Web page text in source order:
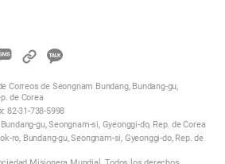
카
오
톡
공
Correos de Seongnam Bundang, Bundang-gu,
de Corea
82-31-738-5998
gu, Seongnam-si, Gyeonggi-do, Rep. de Corea
ro, Bundang-gu, Seongnam-si, Gyeonggi-do, Rep. de